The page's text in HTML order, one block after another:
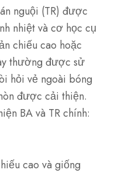
nguội (TR) được
nhiệt và cơ học cụ
chiếu cao hoặc
thường được sử
hỏi vẻ ngoài bóng
được cải thiện.
BA và TR chính:
cao và giống